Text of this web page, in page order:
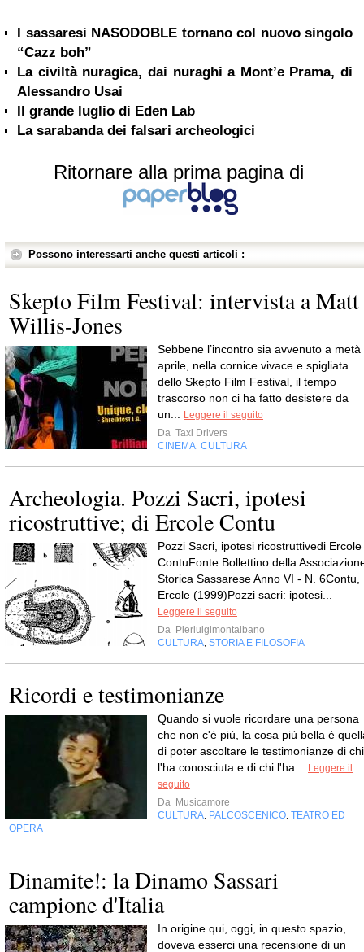
I sassaresi NASODOBLE tornano col nuovo singolo
“Cazz boh”
La civiltà nuragica, dai nuraghi a Mont’e Prama, di
Alessandro Usai
Il grande luglio di Eden Lab
La sarabanda dei falsari archeologici
Ritornare alla prima pagina di
Possono interessarti anche questi articoli :
Skepto Film Festival: intervista a Matt
Willis-Jones
Sebbene l’incontro sia avvenuto a metà
aprile, nella cornice vivace e spigliata
dello Skepto Film Festival, il tempo
trascorso non ci ha fatto desistere da
un...
Leggere il seguito
Da Taxi Drivers
CINEMA CULTURA
Archeologia. Pozzi Sacri, ipotesi
ricostruttive; di Ercole Contu
Pozzi Sacri, ipotesi ricostruttivedi Ercole
ContuFonte:Bollettino della
Storica Sassarese Anno VI - N. 6Contu,
Ercole (1999)Pozzi sacri: ipotesi...
Leggere il seguito
Da Pierluigimontalbano
CULTURA STORIA E FILOSOFIA
Ricordi e testimonianze
Quando si vuole ricordare una persona
che non c'è più, la cosa più bella è
di poter ascoltare le testimonianze di chi
l'ha conosciuta e di chi l'ha...
Leggere il
seguito
Da Musicamore
CULTURA PALCOSCENICO TEATRO ED
OPERA
Dinamite!: la Dinamo Sassari
campione d'Italia
In origine qui, oggi, in questo spazio,
doveva esserci una recensione di un